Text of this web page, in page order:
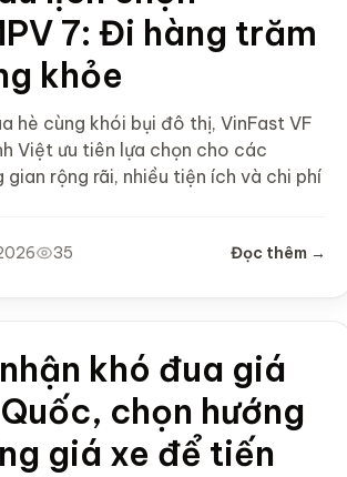
7: Đi hàng trăm
khỏe
hè cùng khói bụi đô thị, VinFast VF
Việt ưu tiên lựa chọn cho các
gian rộng rãi, nhiều tiện ích và chi phí
35 Đọc thêm →
khó đua giá
chọn hướng
giá xe để tiến